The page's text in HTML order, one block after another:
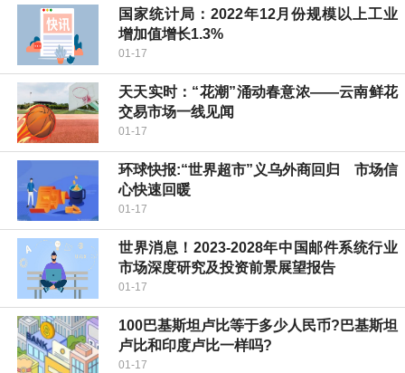
国家统计局：2022年12月份规模以上工业
增加值增长1.3%
01-17
天天实时：“花潮”涌动春意浓——云南鲜花
交易市场一线见闻
01-17
环球快报:“世界超市”义乌外商回归 市场信
心快速回暖
01-17
世界消息！2023-2028年中国邮件系统行业
市场深度研究及投资前景展望报告
01-17
100巴基斯坦卢比等于多少人民币?巴基斯坦
卢比和印度卢比一样吗?
01-17